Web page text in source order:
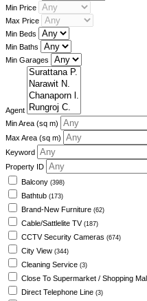
Min Price
Max Price
Min Beds
Min Baths
Min Garages
Agent
Min Area (sq m)
Max Area (sq m)
Keyword
Property ID
Balcony (398)
Bathtub (173)
Brand-New Furniture (62)
Cable/Sattlelite TV (187)
CCTV Security Cameras (674)
City View (344)
Cleaning Service (3)
Close To Supermarket / Shopping Mall
Direct Telephone Line (3)